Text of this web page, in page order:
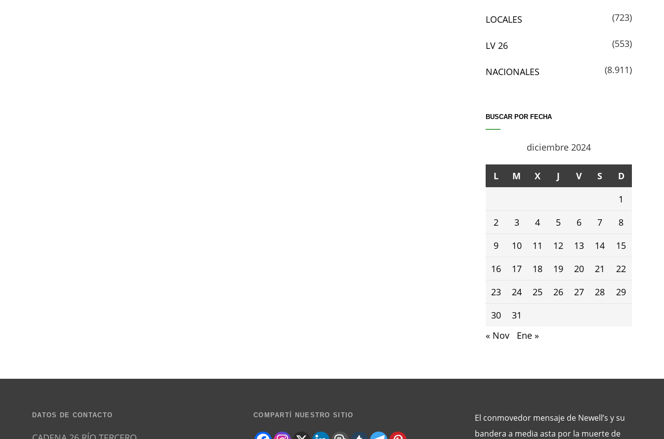
LOCALES (723)
LV 26 (553)
NACIONALES (8.911)
BUSCAR POR FECHA
diciembre 2024
L M X J V S
D
1
2
3 4 5 6 7
8
9
10 11 12 13 14
15
16
17 18 19 20 21
22
23
24 25 26 27 28
29
30
31
« Nov
Ene »
DATOS DE CONTACTO COMPARTÍ NUESTRO SITIO
El conmovedor mensaje de Newell’s y su
bandera a media asta por la muerte de